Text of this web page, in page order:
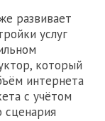
развивает
услуг
который
интернета
с учётом
сценария